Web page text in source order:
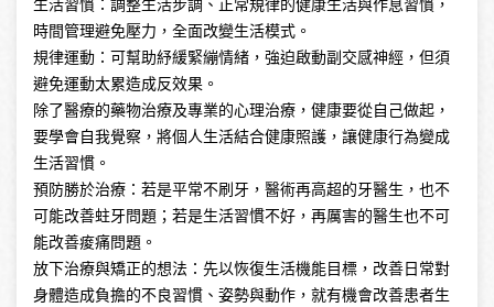
生活習慣：調整生活步調、正常規律的健康生活與作息習慣，
時間管理避免壓力，全面改變生活模式。
規律運動：可幫助紓緩緊繃情緒，強迫啟動副交感神經，但須
避免運動太累造成反效果。
除了醫療的藥物治療及專業的心理治療，健康要從自己做起，
要學會自我覺察，將個人生活結合健康照護，讓健康行為變成
生活習慣。
預防勝於治療：若是平常不刷牙，醫術再高超的牙醫生，也不
可能改善蛀牙問題；若是生活習慣不好，再厲害的醫生也不可
能改善痠痛問題。
放下治療與矯正的想法：先以恢復生活機能目標，改善日常對
身體造成負擔的不良習慣、姿勢與動作，就有機會改善患者生